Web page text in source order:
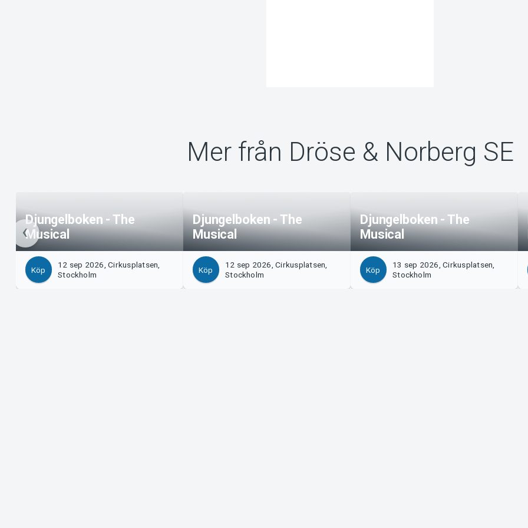
Mer från Dröse & Norberg SE
Djungelboken - The
Musical
Köp
12 sep 2026, Cirkusplatsen,
Stockholm
Djungelboken - The
Musical
Köp
12 sep 2026, Cirkusplatsen,
Stockholm
Djungelboken - The
Musical
Köp
13 sep 2026, Cirkusplatsen,
Stockholm